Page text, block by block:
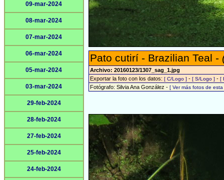
09-mar-2024
08-mar-2024
07-mar-2024
06-mar-2024
05-mar-2024
03-mar-2024
29-feb-2024
28-feb-2024
27-feb-2024
25-feb-2024
24-feb-2024
Pato cutirí - Brazilian Teal -
Archivo: 20160123/1307_sag_1.jpg
Exportar la foto con los datos: [ C/Logo ] - [ S/Logo ] - [
Fotógrafo: Silvia Ana González - [ Ver más fotos de